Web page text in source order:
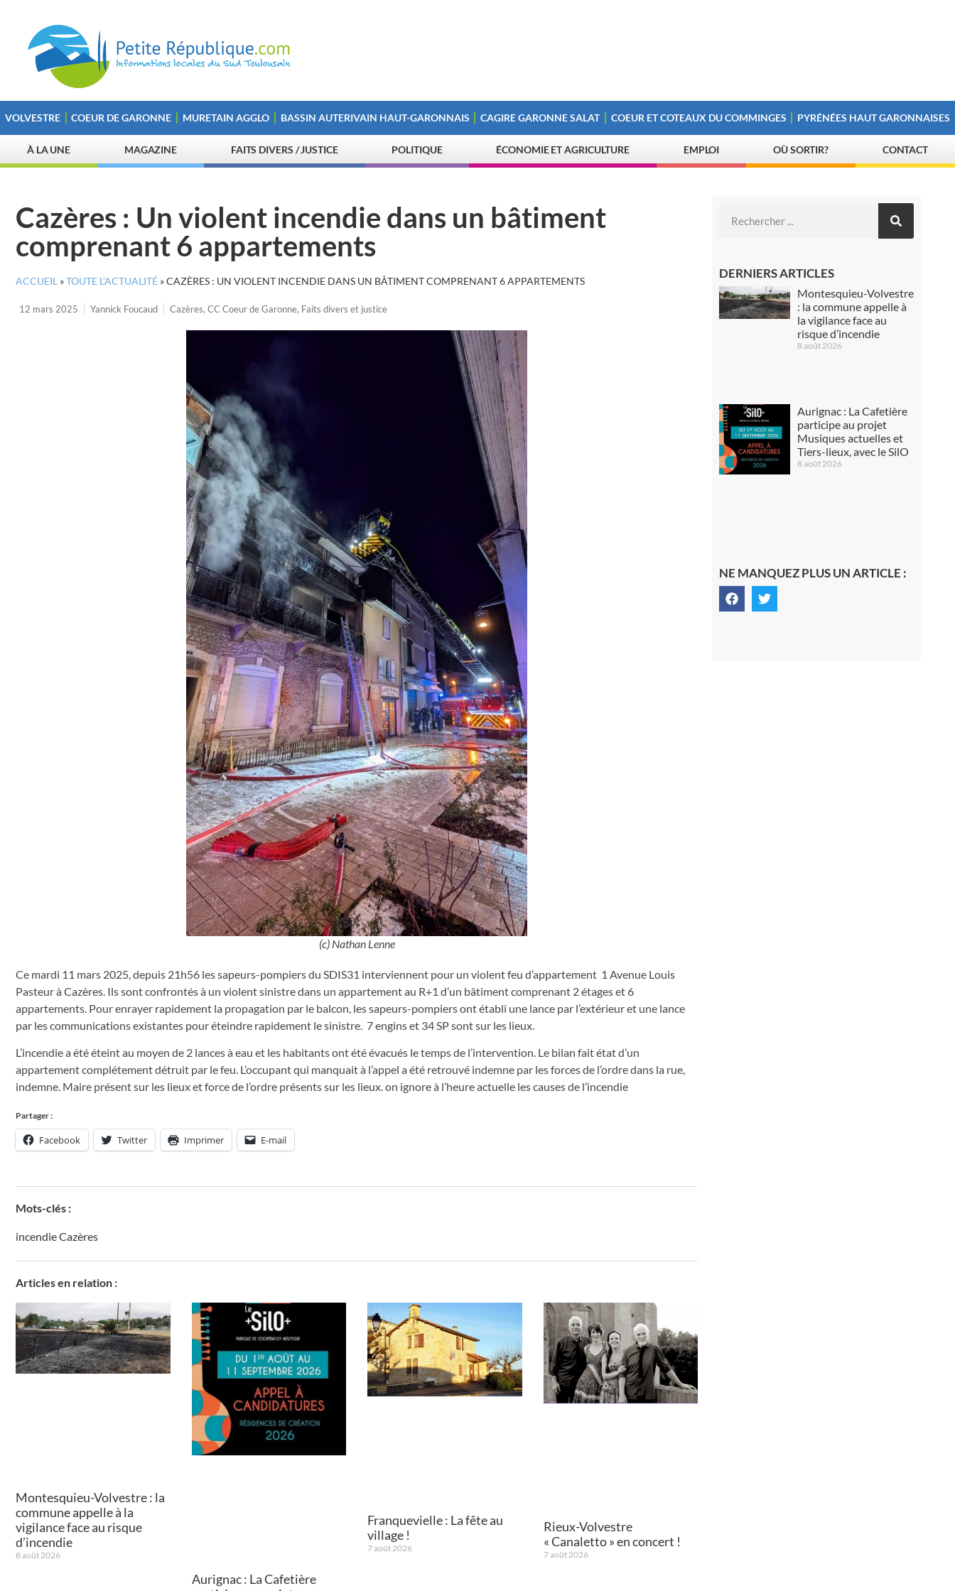
VOLVESTRE COEUR DE GARONNE MURETAIN AGGLO BASSIN AUTERIVAIN HAUT-GARONNAIS CAGIRE GARONNE SALAT COEUR ET COTEAUX DU COMMINGES PYRÉNÉES HAUT GARONNAISES
À LA UNE MAGAZINE FAITS DIVERS / JUSTICE POLITIQUE ÉCONOMIE ET AGRICULTURE EMPLOI OÙ SORTIR? CONTACT
Cazères : Un violent incendie dans un bâtiment
comprenant 6 appartements
ACCUEIL »TOUTE L’ACTUALITÉ »CAZÈRES : UN VIOLENT INCENDIE DANS UN BÂTIMENT COMPRENANT 6 APPARTEMENTS
12 mars 2025 Yannick Foucaud Cazères, CC Coeur de Garonne, Faits divers et justice
(c) Nathan Lenne
Ce mardi 11 mars 2025, depuis 21h56 les sapeurs-pompiers du SDIS31 interviennent pour un violent feu d’appartement 1 Avenue Louis
Pasteur à Cazères. Ils sont confrontés à un violent sinistre dans un appartement au R+1 d’un bâtiment comprenant 2 étages et 6
appartements. Pour enrayer rapidement la propagation par le balcon, les sapeurs-pompiers ont établi une lance par l’extérieur et une lance
par les communications existantes pour éteindre rapidement le sinistre. 7 engins et 34 SP sont sur les lieux.
L’incendie a été éteint au moyen de 2 lances à eau et les habitants ont été évacués le temps de l’intervention. Le bilan fait état d’un
appartement complétement détruit par le feu. L’occupant qui manquait à l’appel a été retrouvé indemne par les forces de l’ordre dans la rue,
indemne. Maire présent sur les lieux et force de l’ordre présents sur les lieux. on ignore à l’heure actuelle les causes de l’incendie
Partager :
Facebook Twitter Imprimer E-mail
Mots-clés :
incendie Cazères
Articles en relation :
Montesquieu-Volvestre : la
commune appelle à la
vigilance face au risque
d’incendie
8 août 2026
Aurignac : La Cafetière
Franquevielle : La fête au
village !
7 août 2026
Rieux-Volvestre
« Canaletto » en concert !
7 août 2026
DERNIERS ARTICLES
Montesquieu-Volvestre
: la commune appelle à
la vigilance face au
risque d’incendie
8 août 2026
Aurignac : La Cafetière
participe au projet
Musiques actuelles et
Tiers-lieux, avec le SilO
8 août 2026
NE MANQUEZ PLUS UN ARTICLE :